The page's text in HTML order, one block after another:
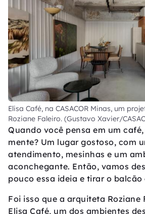
Elisa Café, na CASACOR Minas, um
Roziane Faleiro. (Gustavo Xavier/
Quando você pensa em um
mente? Um lugar gostoso, com
atendimento, mesinhas e um
aconchegante. Então, vamos
pouco essa ideia e tirar o balcão
Foi isso que a arquiteta Roziane
Elisa Café, um dos ambientes